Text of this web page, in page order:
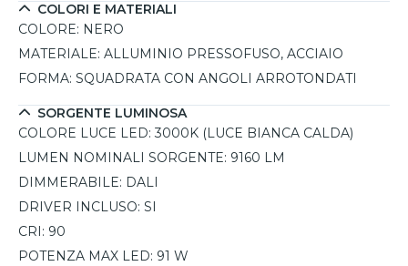
COLORI E MATERIALI
COLORE: NERO
MATERIALE: ALLUMINIO PRESSOFUSO, ACCIAIO
FORMA: SQUADRATA CON ANGOLI ARROTONDATI
SORGENTE LUMINOSA
COLORE LUCE LED: 3000K (LUCE BIANCA CALDA)
LUMEN NOMINALI SORGENTE: 9160 LM
DIMMERABILE: DALI
DRIVER INCLUSO: SI
CRI: 90
POTENZA MAX LED: 91 W